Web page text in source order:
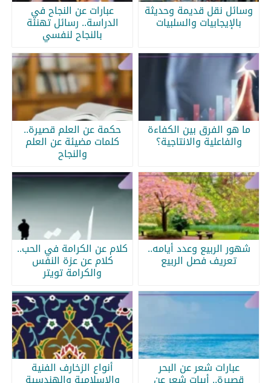
وسائل نقل قديمة وحديثة
بالإيجابيات والسلبيات
عبارات عن النجاح في
الدراسة.. رسائل تهنئة
بالنجاح لنفسي
ما هو الفرق بين الكفاءة
والفاعلية والانتاجية؟
حكمة عن العلم قصيرة..
كلمات مضيئة عن العلم
والنجاح
شهور الربيع وعدد أيامه..
تعريف فصل الربيع
كلام عن الكرامة في الحب..
كلام عن عزة النفس
والكرامة تويتر
عبارات شعر عن البحر أنواع الزخارف الفنية